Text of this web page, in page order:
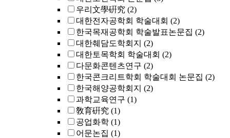
우리文學硏究 (2)
대한전자공학회 학술대회 (2)
한국목재공학회 학술발표논문집 (2)
대한췌담도학회지 (2)
대한토목학회 학술대회 (2)
다문화콘텐츠연구 (2)
한국콘크리트학회 학술대회 논문집 (2)
한국해양공학회지 (2)
과학교육연구 (1)
敎育硏究 (1)
공업화학 (1)
어문논집 (1)